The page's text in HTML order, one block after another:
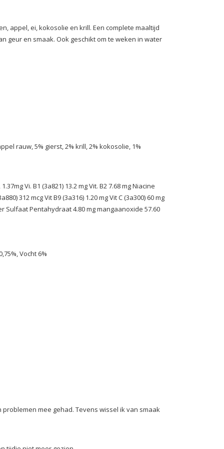
appel, ei, kokosolie en krill. Een complete maaltijd
geur en smaak. Ook geschikt om te weken in water
rauw, 5% gierst, 2% krill, 2% kokosolie, 1%
Vi. B1 (3a821) 13.2 mg Vit. B2 7.68 mg Niacine
312 mcg Vit B9 (3a316) 1.20 mg Vit C (3a300) 60 mg
Sulfaat Pentahydraat 4.80 mg mangaanoxide 57.60
Vocht 6%
mee gehad. Tevens wissel ik van smaak